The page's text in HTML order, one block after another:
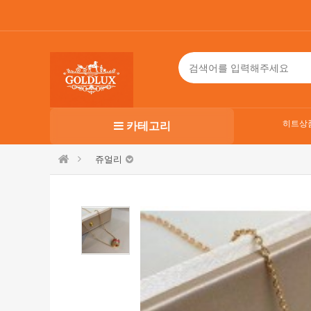
카테고리 히트상
쥬얼리